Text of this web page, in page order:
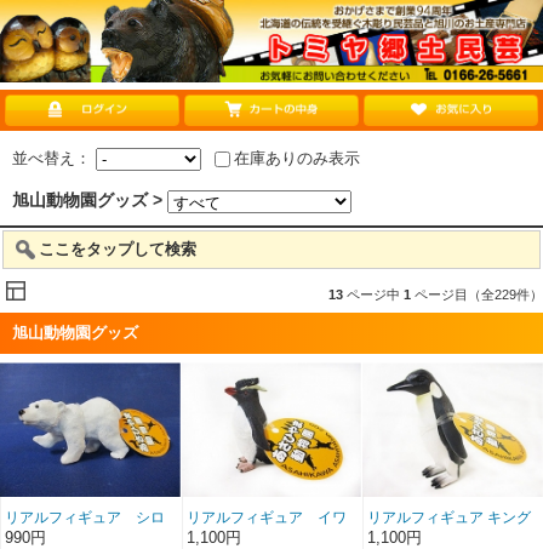
並べ替え： 在庫ありのみ表示
旭山動物園グッズ >
ここをタップして検索
13 ページ中 1 ページ目（全229件）
旭山動物園グッズ
リアルフィギュア シロ
クマ仔
990円
リアルフィギュア イワ
トビペンギン
1,100円
リアルフィギュア キング
ペンギン
1,100円